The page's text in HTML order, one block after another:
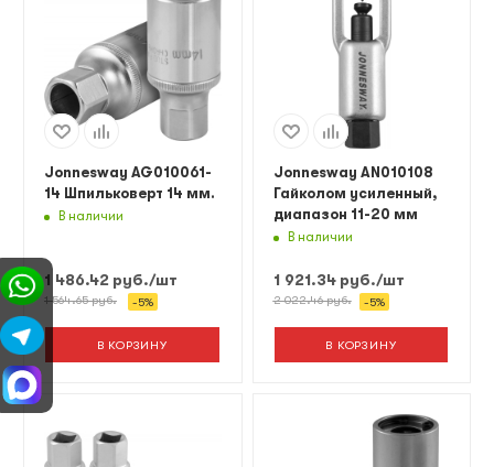
Jonnesway AG010061-
14 Шпильковерт 14 мм.
В наличии
1 486.42 руб./шт
1 564.65руб. -5%
В КОРЗИНУ
Jonnesway AN010108
Гайколом усиленный,
диапазон 11-20 мм
В наличии
1 921.34руб./шт
2 022.46руб. -5%
В КОРЗИНУ